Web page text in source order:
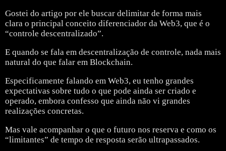
Gostei do artigo por ele buscar delimitar de forma mais
clara o principal conceito diferenciador da Web3, que é o
“controle descentralizado”.
E quando se fala em descentralização de controle, nada mais
natural do que falar em Blockchain.
Especificamente falando em Web3, eu tenho grandes
expectativas sobre tudo o que pode ainda ser criado e
operado, embora confesso que ainda não vi grandes
realizações concretas.
Mas vale acompanhar o que o futuro nos reserva e como os
“limitantes” de tempo de resposta serão ultrapassados.